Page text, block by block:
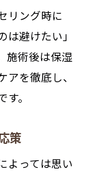
リング時に
は避けたい」
施術後は保湿
アを徹底し、
。
策
よっては思い